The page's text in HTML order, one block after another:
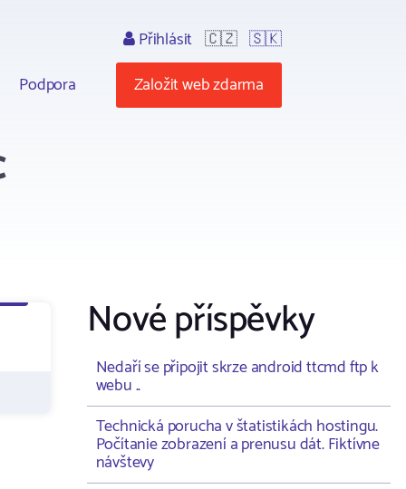
Podpora
Přihlásit 🇨🇿 🇸🇰
Založit web zdarma
Nové příspěvky
Nedaří se připojit skrze android ttcmd ftp k
webu ..
Technická porucha v štatistikách hostingu.
Počítanie zobrazení a prenusu dát. Fiktívne
návštevy